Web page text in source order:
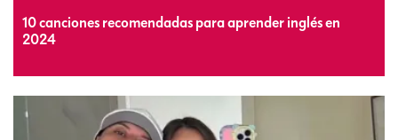
10 canciones recomendadas para aprender inglés en
2024